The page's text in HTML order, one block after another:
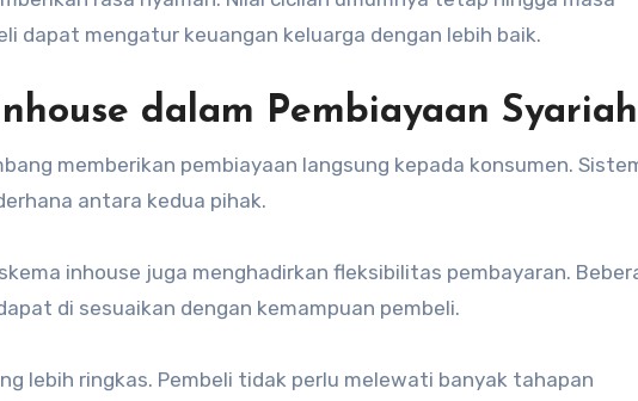
dapat mengatur keuangan keluarga dengan lebih baik.
dalam Pembiayaan Syariah
memberikan pembiayaan langsung kepada konsumen.
antara kedua pihak.
inhouse juga menghadirkan fleksibilitas pembayaran.
di sesuaikan dengan kemampuan pembeli.
lebih ringkas. Pembeli tidak perlu melewati banyak tahapan